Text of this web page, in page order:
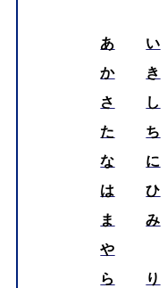
あ い
か
き
さ
し
た
ち
な
に
は
ひ
ま
み
や
ら
り